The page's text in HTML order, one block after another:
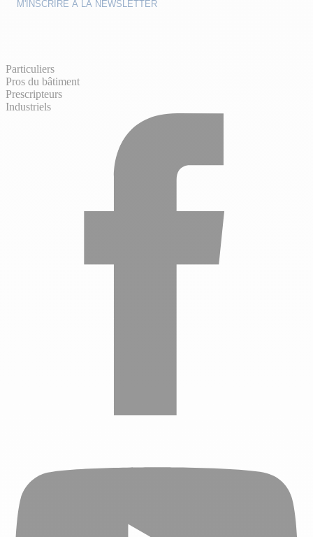
Particuliers
Pros du bâtiment
Prescripteurs
Industriels